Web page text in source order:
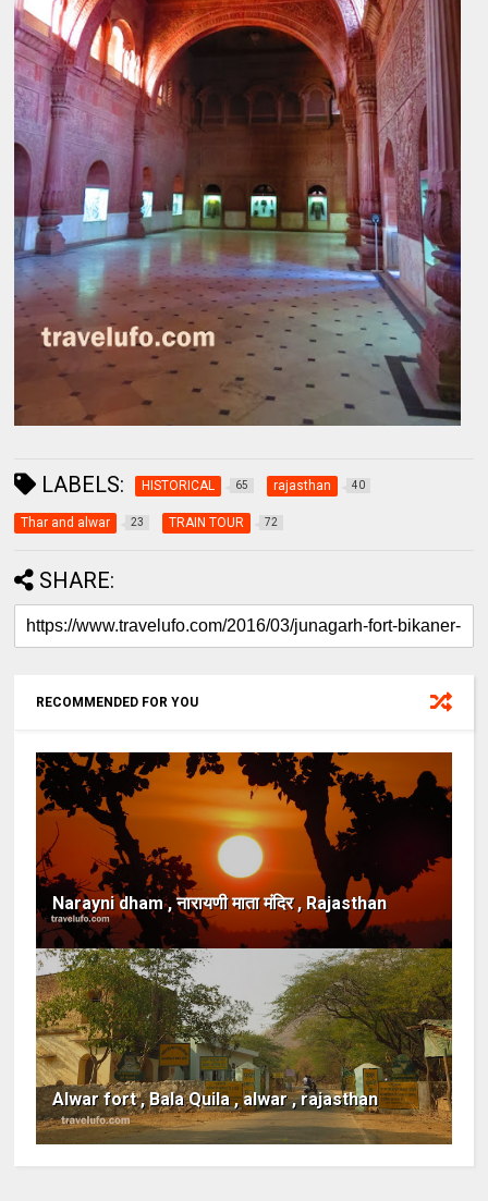
LABELS: HISTORICAL 65 rajasthan 40
Thar and alwar 23 TRAIN TOUR 72
SHARE:
RECOMMENDED FOR YOU
Narayni dham , नारायणी माता मंदिर , Rajasthan
Alwar fort , Bala Quila , alwar , rajasthan